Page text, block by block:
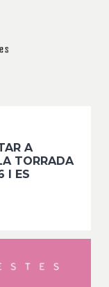
A
TORRADA
I ES